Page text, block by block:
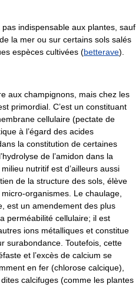
pas indispensable aux plantes, sauf
la mer ou sur certains sols salés
espèces cultivées (betterave).
aux champignons, mais chez les
primordial. C’est un constituant
cellulaire (pectate de
à l’égard des acides
la constitution de certaines
de l’amidon dans la
nutritif est d’ailleurs aussi
de la structure des sols, élève
organismes. Le chaulage,
est un amendement des plus
perméabilité cellulaire; il est
ions métalliques et constitue
surabondance. Toutefois, cette
et l’excès de calcium se
en fer (chlorose calcique),
calcifuges (comme les plantes